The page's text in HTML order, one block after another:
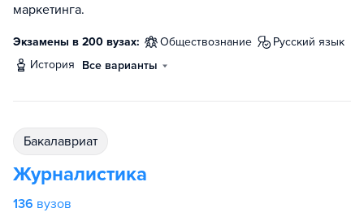
маркетинга.
Экзамены в 200 вузах: обществознание
русский язык
история
Все варианты
бакалавриат
Журналистика
136 вузов